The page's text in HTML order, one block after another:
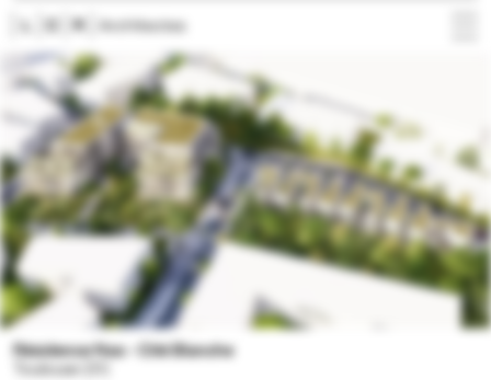
Projets Agence
Résidence Nao - Cité Blanche